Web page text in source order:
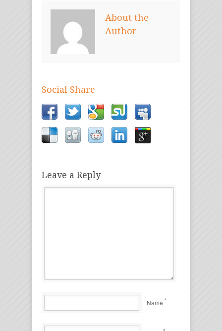
About the
Author
Social Share
Leave a Reply
Name*